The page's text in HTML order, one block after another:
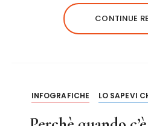
k
te
r
re
st
l
CONTINUE
INFOGRAFICHE LO SAPEVI